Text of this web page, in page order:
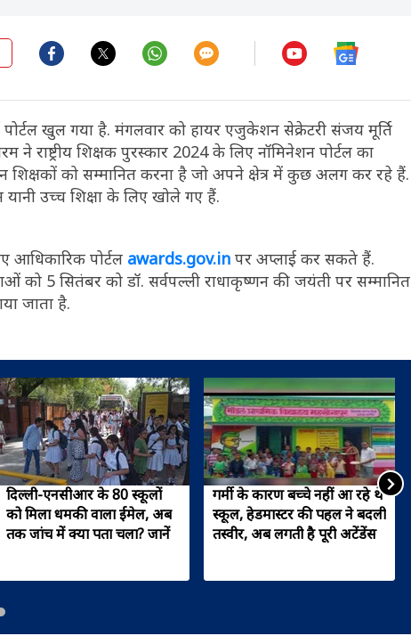
खुल गया है. मंगलवार को हायर एजुकेशन सेक्रेटरी संजय मूर्ति
राष्ट्रीय शिक्षक पुरस्कार 2024 के लिए नॉमिनेशन पोर्टल का
शिक्षकों को सम्मानित करना है जो अपने क्षेत्र में कुछ अलग कर रहे हैं.
उच्च शिक्षा के लिए खोले गए हैं.
आधिकारिक पोर्टल awards.gov.in पर अप्लाई कर सकते हैं.
5 सितंबर को डॉ. सर्वपल्ली राधाकृष्णन की जयंती पर सम्मानित
जाता है.
दिल्ली-एनसीआर के 80 स्कूलों
को मिला धमकी वाला ईमेल, अब
तक जांच में क्या पता चला? जानें
गर्मी के कारण बच्चे नहीं आ रहे थे
स्कूल, हेडमास्टर की पहल ने बदली
तस्वीर, अब लगती है पूरी अटेंडेंस